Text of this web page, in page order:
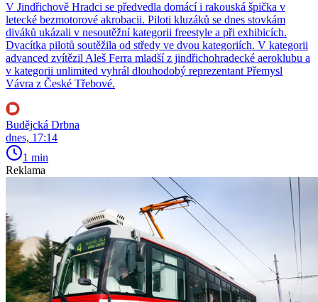
V Jindřichově Hradci se předvedla domácí i rakouská špička v
letecké bezmotorové akrobacii. Piloti kluzáků se dnes stovkám
diváků ukázali v nesoutěžní kategorii freestyle a při exhibicích.
Dvacítka pilotů soutěžila od středy ve dvou kategoriích. V kategorii
advanced zvítězil Aleš Ferra mladší z jindřichohradecké aeroklubu a
v kategorii unlimited vyhrál dlouhodobý reprezentant Přemysl
Vávra z České Třebové.
Budějcká Drbna
dnes, 17:14
1 min
Reklama